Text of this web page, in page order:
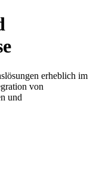
erheblich im
von
und